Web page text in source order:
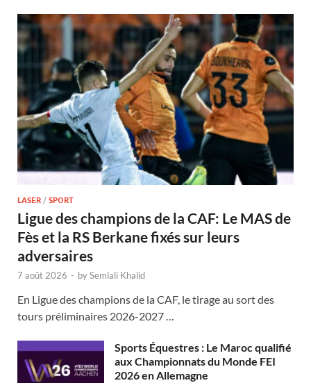
LASER / SPORT
Ligue des champions de la CAF: Le MAS de
Fès et la RS Berkane fixés sur leurs
adversaires
7 août 2026 - bySemlali Khalid
En Ligue des champions de la CAF, le tirage au sort des
tours préliminaires 2026-2027 …
Sports Équestres : Le Maroc qualifié
aux Championnats du Monde FEI
2026 en Allemagne